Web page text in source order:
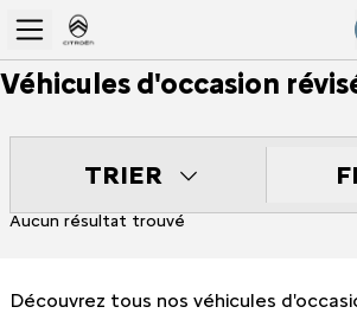
Véhicules d'occasion
TRIER
Aucun résultat trouvé
Découvrez tous nos véhicules